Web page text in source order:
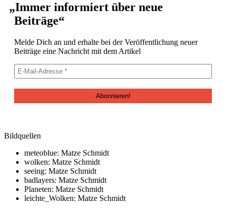
„Immer informiert über neue
Beiträge“
Melde Dich an und erhalte bei der Veröf­fentlichung neuer
Beiträge eine Nachricht mit dem Artikel
Bildquellen
meteoblue: Matze Schmidt
wolken: Matze Schmidt
see­ing: Matze Schmidt
bad­lay­ers: Matze Schmidt
Plan­eten: Matze Schmidt
leichte_Wolken: Matze Schmidt